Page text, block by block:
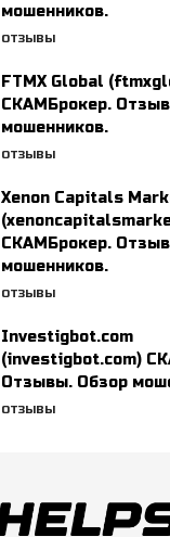
мошенников.
ОТЗЫВЫ
FTMX Global
СКАМБрокер.
мошенников.
ОТЗЫВЫ
Xenon Capitals
СКАМБрокер.
мошенников.
ОТЗЫВЫ
Investigbot.com
(investigbot.com)
Отзывы. Обзор
ОТЗЫВЫ